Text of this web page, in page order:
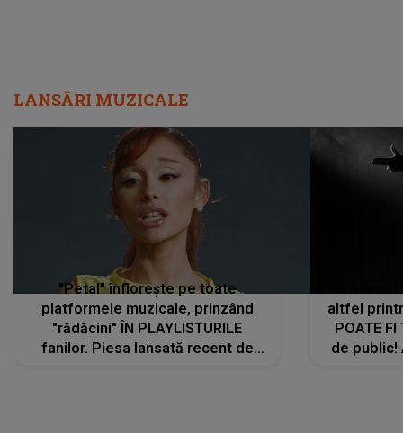
"Petal" înflorește pe toate
platformele muzicale, prinzând
"rădăcini" ÎN PLAYLISTURILE
fanilor. Piesa lansată recent de
Ariana Grande îi face pe
ascultători SĂ O ASCULTE PE
REPEAT
De
altfel
POATE